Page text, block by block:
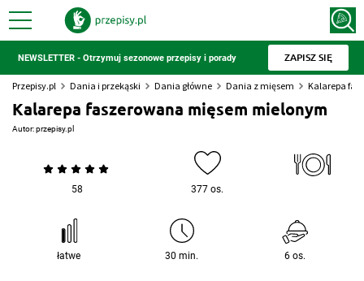
NEWSLETTER - Otrzymuj sezonowe przepisy i porady ZAPISZ SIĘ
Przepisy.pl Dania i przekąski Dania główne Dania z mięsem Kalarepa
Kalarepa faszerowana mięsem mielonym
Autor:przepisy.pl
58 377 os.
łatwe 30 min. 6 os.